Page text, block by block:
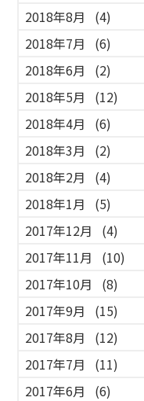
2018年8月
(4)
2018年7月
(6)
2018年6月
(2)
2018年5月
(12)
2018年4月
(6)
2018年3月
(2)
2018年2月
(4)
2018年1月
(5)
2017年12月
(4)
2017年11月
(10)
2017年10月
(8)
2017年9月
(15)
2017年8月
(12)
2017年7月
(11)
2017年6月
(6)